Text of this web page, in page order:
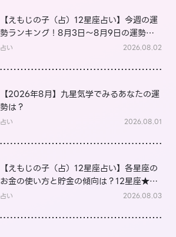
【えもじの子（占）12星座占い】今週の運
勢ランキング！8月3日～8月9日の運勢
は？
占い 2026.08.02
【2026年8月】九星気学でみるあなたの運
勢は？
占い 2026.08.01
【えもじの子（占）12星座占い】各星座の
お金の使い方と貯金の傾向は？12星座★徹
底解説
占い 2026.08.03